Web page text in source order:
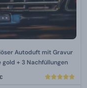
Autoduft mit Gravur
gold + 3 Nachfüllungen